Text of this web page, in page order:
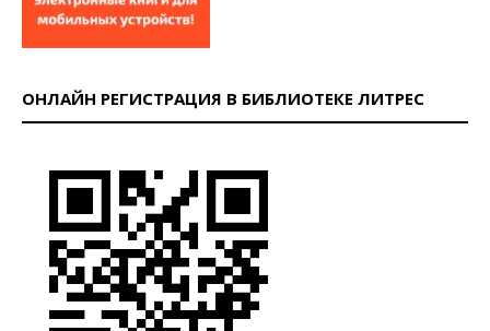
ОНЛАЙН РЕГИСТРАЦИЯ В БИБЛИОТЕКЕ ЛИТРЕС